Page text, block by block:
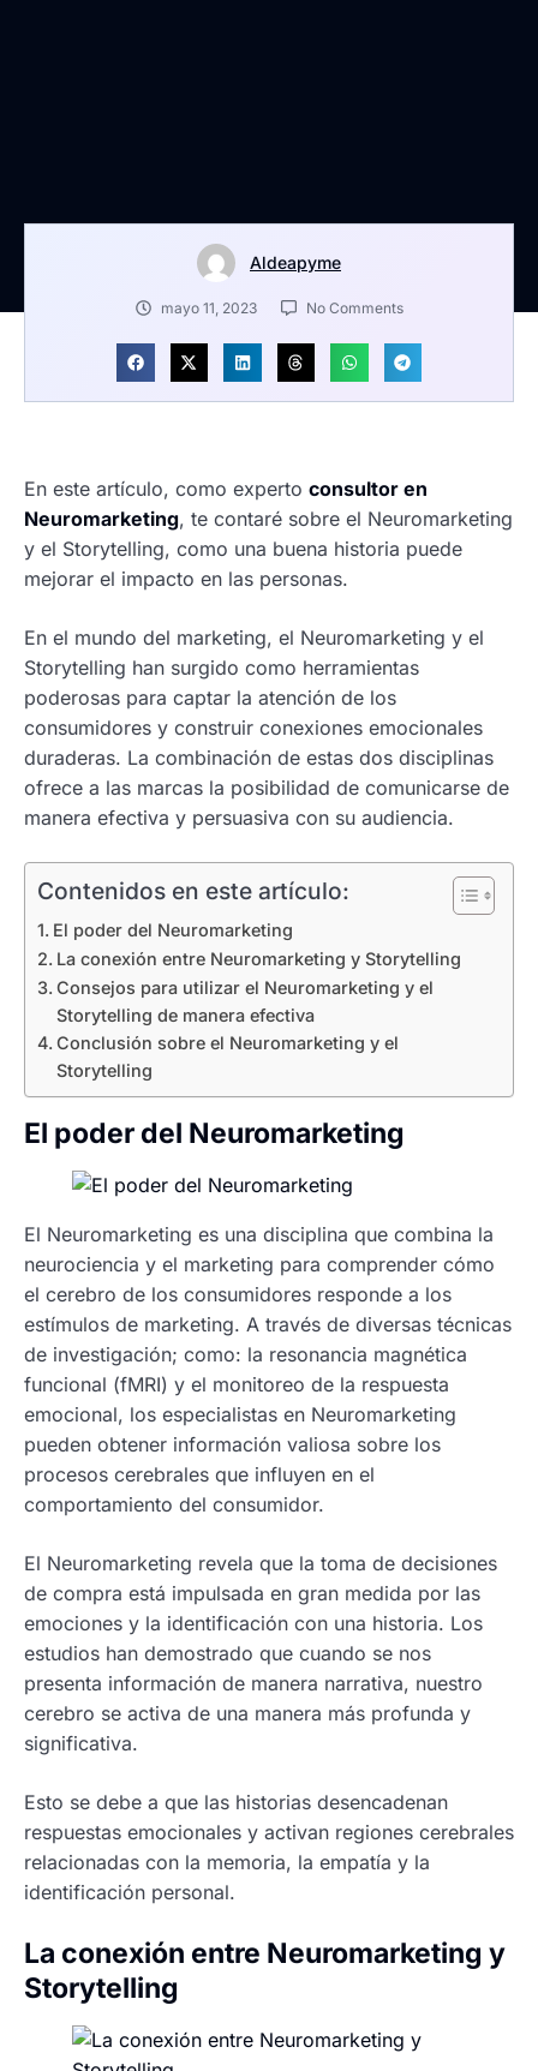
Aldeapyme
mayo 11, 2023 No Comments
En este artículo, como experto consultor en
Neuromarketing, te contaré sobre el Neuromarketing
y el Storytelling, como una buena historia puede
mejorar el impacto en las personas.
En el mundo del marketing, el Neuromarketing y el
Storytelling han surgido como herramientas
poderosas para captar la atención de los
consumidores y construir conexiones emocionales
duraderas. La combinación de estas dos disciplinas
ofrece a las marcas la posibilidad de comunicarse de
manera efectiva y persuasiva con su audiencia.
Contenidos en este artículo:
El poder del Neuromarketing
La conexión entre Neuromarketing y Storytelling
Consejos para utilizar el Neuromarketing y el
Storytelling de manera efectiva
Conclusión sobre el Neuromarketing y el
Storytelling
El poder del Neuromarketing
El Neuromarketing es una disciplina que combina la
neurociencia y el marketing para comprender cómo
el cerebro de los consumidores responde a los
estímulos de marketing. A través de diversas técnicas
de investigación; como: la resonancia magnética
funcional (fMRI) y el monitoreo de la respuesta
emocional, los especialistas en Neuromarketing
pueden obtener información valiosa sobre los
procesos cerebrales que influyen en el
comportamiento del consumidor.
El Neuromarketing revela que la toma de decisiones
de compra está impulsada en gran medida por las
emociones y la identificación con una historia. Los
estudios han demostrado que cuando se nos
presenta información de manera narrativa, nuestro
cerebro se activa de una manera más profunda y
significativa.
Esto se debe a que las historias desencadenan
respuestas emocionales y activan regiones cerebrales
relacionadas con la memoria, la empatía y la
identificación personal.
La conexión entre Neuromarketing y
Storytelling